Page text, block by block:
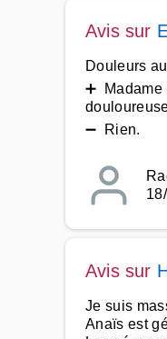
Avis sur
Douleurs
➕ Madame
➖ Rien.
Avis sur
Je suis
Anaïs est